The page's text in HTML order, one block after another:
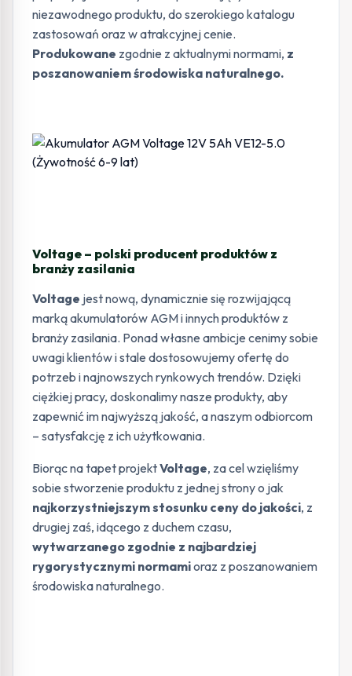
niezawodnego produktu, do szerokiego katalogu
zastosowań oraz w atrakcyjnej cenie.
Produkowane zgodnie z aktualnymi normami, z
poszanowaniem środowiska naturalnego.
Voltage – polski producent produktów z
branży zasilania
Voltage jest nową, dynamicznie się rozwijającą
marką akumulatorów AGM i innych produktów z
branży zasilania. Ponad własne ambicje cenimy sobie
uwagi klientów i stale dostosowujemy ofertę do
potrzeb i najnowszych rynkowych trendów. Dzięki
ciężkiej pracy, doskonalimy nasze produkty, aby
zapewnić im najwyższą jakość, a naszym odbiorcom
– satysfakcję z ich użytkowania.
Biorąc na tapet projektVoltage, za cel wzięliśmy
sobie stworzenie produktu z jednej strony o jak
najkorzystniejszym stosunku ceny do jakości, z
drugiej zaś, idącego z duchem czasu,
wytwarzanego zgodnie z najbardziej
rygorystycznymi normamioraz z poszanowaniem
środowiska naturalnego.